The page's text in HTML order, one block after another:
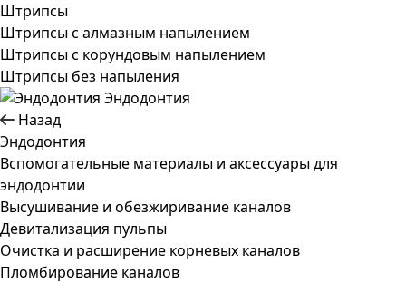
Штрипсы
Штрипсы c алмазным напылением
Штрипсы c корундовым напылением
Штрипсы без напыления
Эндодонтия
Назад
Эндодонтия
Вспомогательные материалы и аксессуары для
эндодонтии
Высушивание и обезжиривание каналов
Девитализация пульпы
Очистка и расширение корневых каналов
Пломбирование каналов